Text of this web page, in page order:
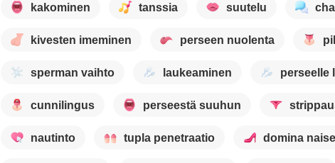
kakominen tanssia suutelu
kivesten imeminen perseen nuolenta
sperman vaihto laukeaminen perseelle
cunnilingus perseestä suuhun
nautinto tupla penetraatio domina